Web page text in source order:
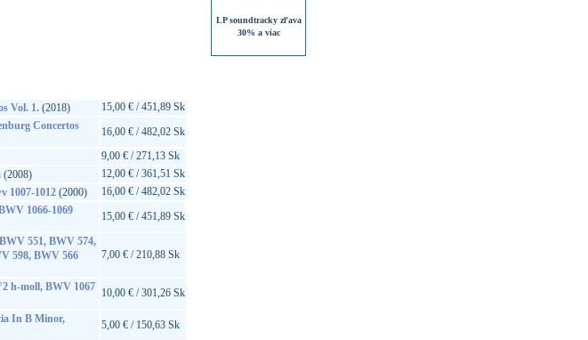
Vol. 1.(2018)
15,00 € / 451,89 Sk
Concertos
16,00 € / 482,02 Sk
9,00 € / 271,13 Sk
(2008)
12,00 € / 361,51 Sk
1007-1012(2000)
16,00 € / 482,02 Sk
1066-1069
15,00 € / 451,89 Sk
551, BWV 574,
598, BWV 566
7,00 € / 210,88 Sk
h-moll, BWV 1067
10,00 € / 301,26 Sk
In B Minor,
5,00 € / 150,63 Sk
LP soundtracky zľava
30% a viac